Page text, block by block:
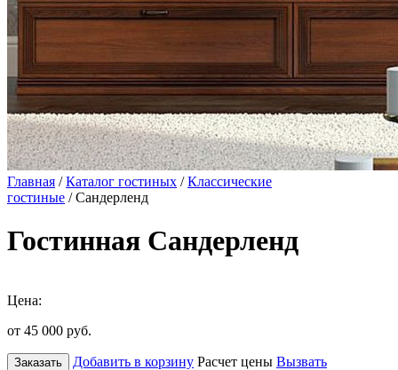
Главная /Каталог гостиных /Классические
гостиные / Сандерленд
Гостинная Сандерленд
Цена:
от 45 000 руб.
Заказать Добавить в корзину Расчет цены Вызвать